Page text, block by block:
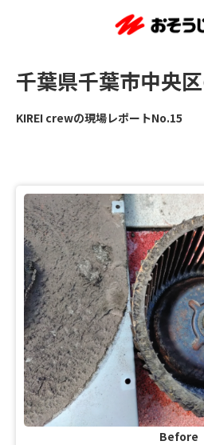
千葉県千葉市中央
KIREI crewの現場レポートNo.15
Before